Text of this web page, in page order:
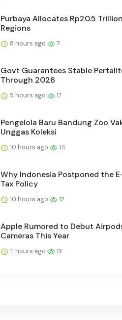
Purbaya Allocates Rp20.5
Regions
8 hours ago 7
Govt Guarantees Stable
Through 2026
9 hours ago 17
Pengelola Baru Bandung Zoo
Unggas Koleksi
10 hours ago 14
Why Indonesia Postponed the
Tax Policy
10 hours ago 12
Apple Rumored to Debut
Cameras This Year
11 hours ago 13